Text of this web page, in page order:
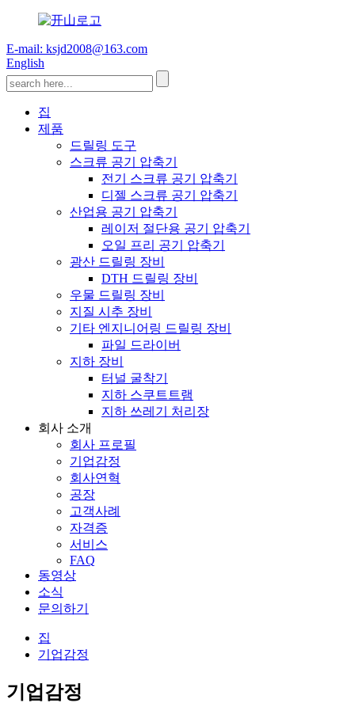
E-mail: ksjd2008@163.com
English
집
제품
드릴링 도구
스크류 공기 압축기
전기 스크류 공기 압축기
디젤 스크류 공기 압축기
산업용 공기 압축기
레이저 절단용 공기 압축기
오일 프리 공기 압축기
광산 드릴링 장비
DTH 드릴링 장비
우물 드릴링 장비
지질 시추 장비
기타 엔지니어링 드릴링 장비
파일 드라이버
지하 장비
터널 굴착기
지하 스쿠트트램
지하 쓰레기 처리장
회사 소개
회사 프로필
기업감정
회사연혁
공장
고객사례
자격증
서비스
FAQ
동영상
소식
문의하기
집
기업감정
기업감정